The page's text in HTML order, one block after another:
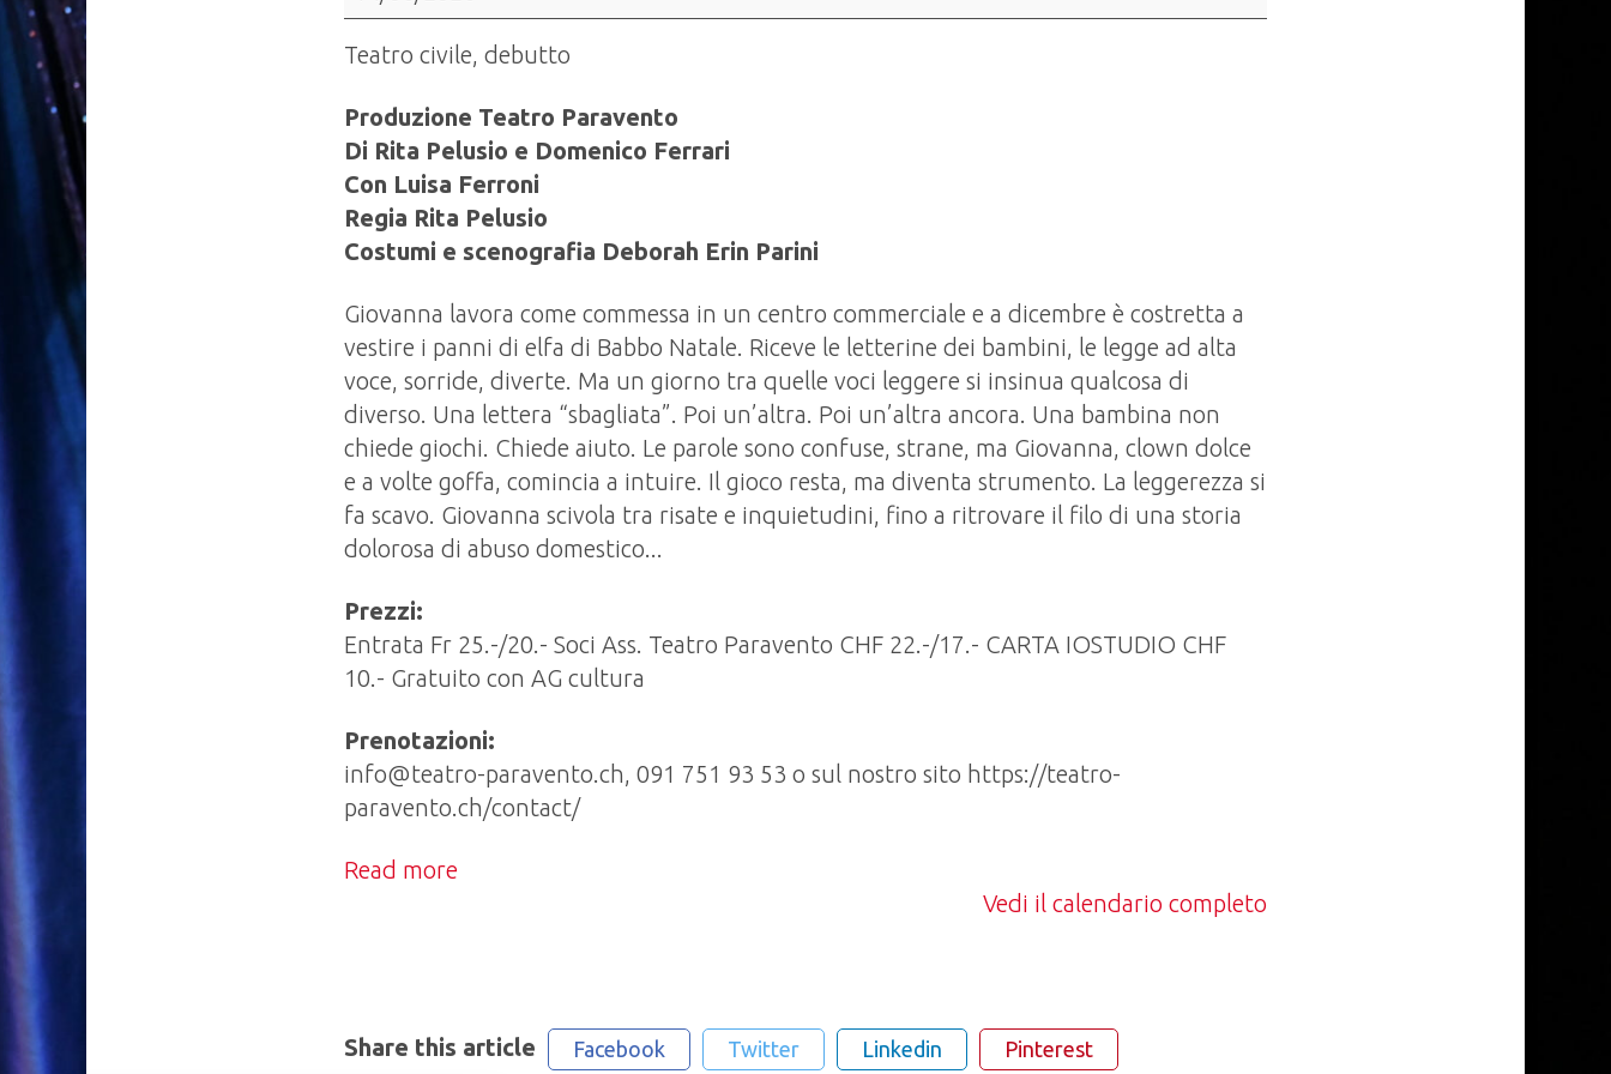
se
leggerai
lettera”
Teatro civile, debutto
Produzione Teatro Paravento
Di Rita Pelusio e Domenico Ferrari
Con Luisa Ferroni
Regia Rita Pelusio
Costumi e scenografia Deborah Erin Parini
Giovanna lavora come commessa in un centro commerciale e a dicembre è costretta a
vestire i panni di elfa di Babbo Natale. Riceve le letterine dei bambini, le legge ad alta
voce, sorride, diverte. Ma un giorno tra quelle voci leggere si insinua qualcosa di
diverso. Una lettera “sbagliata”. Poi un’altra. Poi un’altra ancora. Una bambina non
chiede giochi. Chiede aiuto. Le parole sono confuse, strane, ma Giovanna, clown dolce
e a volte goffa, comincia a intuire. Il gioco resta, ma diventa strumento. La leggerezza si
fa scavo. Giovanna scivola tra risate e inquietudini, fino a ritrovare il filo di una storia
dolorosa di abuso domestico...
Prezzi:
Entrata Fr 25.-/20.- Soci Ass. Teatro Paravento CHF 22.-/17.- CARTA IOSTUDIO CHF
10.- Gratuito con AG cultura
Prenotazioni:
info@teatro-paravento.ch, 091 751 93 53 o sul nostro sito https://teatro-
paravento.ch/contact/
Read more
Vedi il calendario completo
Share this article Facebook Twitter Linkedin Pinterest